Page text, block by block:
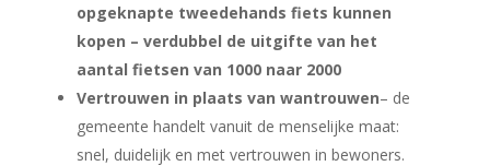
opgeknapte tweedehands fiets kunnen
kopen – verdubbel de uitgifte van het
aantal fietsen van 1000 naar 2000
Vertrouwen in plaats van wantrouwen– de
gemeente handelt vanuit de menselijke maat:
snel, duidelijk en met vertrouwen in bewoners.